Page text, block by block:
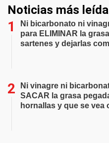
Noticias más
Ni bicarbonato ni
para ELIMINAR la
sartenes y dejarlas
Ni vinagre ni
SACAR la grasa
hornallas y que se vea